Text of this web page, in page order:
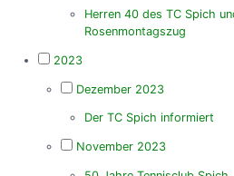
Herren 40 des TC Spich
Rosenmontagszug
2023
Dezember 2023
Der TC Spich informiert
November 2023